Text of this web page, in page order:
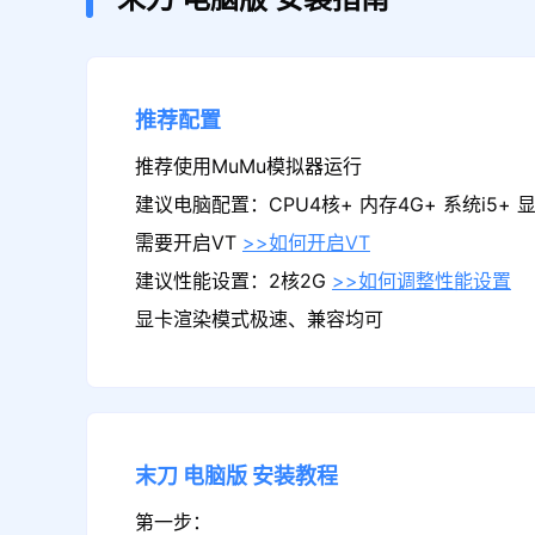
推荐配置
推荐使用MuMu模拟器运行
建议电脑配置：CPU4核+ 内存4G+ 系统i5+
需要开启VT >>如何开启VT
建议性能设置：2核2G >>如何调整性能设置
显卡渲染模式极速、兼容均可
末刀 电脑版 安装教程
第一步：